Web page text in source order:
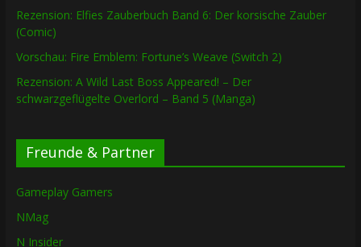
Rezension: Elfies Zauberbuch Band 6: Der korsische Zauber
(Comic)
Vorschau: Fire Emblem: Fortune’s Weave (Switch 2)
Rezension: A Wild Last Boss Appeared! – Der
schwarzgeflügelte Overlord – Band 5 (Manga)
Freunde & Partner
Gameplay Gamers
NMag
N Insider